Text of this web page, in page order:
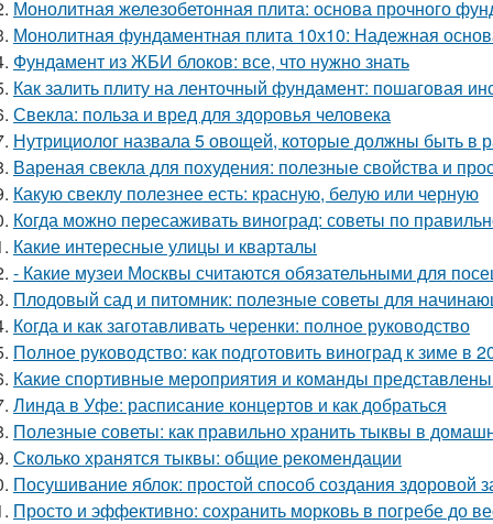
Монолитная железобетонная плита: основа прочного
Монолитная фундаментная плита 10х10: Надежная
Фундамент из ЖБИ блоков: все, что нужно знать
Как залить плиту на ленточный фундамент: пошаговая
Свекла: польза и вред для здоровья человека
Нутрициолог назвала 5 овощей, которые должны быть в
Вареная свекла для похудения: полезные свойства и
Какую свеклу полезнее есть: красную, белую или черную
Когда можно пересаживать виноград: советы по
Какие интересные улицы и кварталы
- Какие музеи Москвы считаются обязательными для
Плодовый сад и питомник: полезные советы для
Когда и как заготавливать черенки: полное руководство
Полное руководство: как подготовить виноград к зиме в
Какие спортивные мероприятия и команды
Линда в Уфе: расписание концертов и как добраться
Полезные советы: как правильно хранить тыквы в
Сколько хранятся тыквы: общие рекомендации
Посушивание яблок: простой способ создания здоровой
Просто и эффективно: сохранить морковь в погребе до